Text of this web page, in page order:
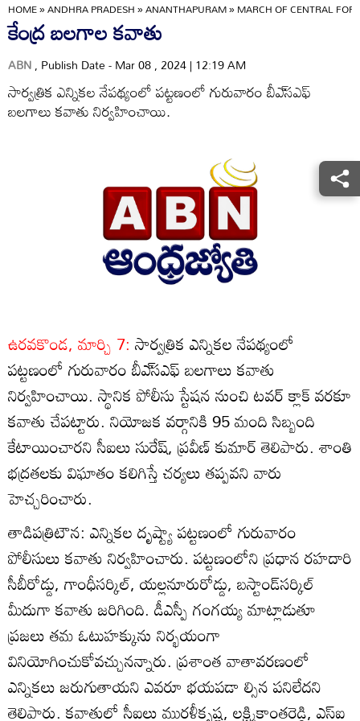
HOME»ANDHRA PRADESH»ANANTHAPURAM»MARCH OF CENTRAL
కేంద్ర బలగాల కవాతు
ABN, Publish Date - Mar 08 , 2024 | 12:19 AM
సార్వత్రిక ఎన్నికల నేపథ్యంలో పట్టణంలో గురువారం బీఎ్‌సఎఫ్‌
బలగాలు కవాతు నిర్వహించాయి.
ఉరవకొండ, మార్చి 7: సార్వత్రిక ఎన్నికల నేపథ్యంలో
పట్టణంలో గురువారం బీఎ్‌సఎఫ్‌ బలగాలు కవాతు
నిర్వహించాయి. స్థానిక పోలీసు స్టేషన నుంచి టవర్‌ క్లాక్‌ వరకూ
కవాతు చేపట్టారు. నియోజక వర్గానికి 95 మంది సిబ్బంది
కేటాయించారని సీఐలు సురేష్‌, ప్రవీణ్‌ కుమార్‌ తెలిపారు. శాంతి
భద్రతలకు విఘాతం కలిగిస్తే చర్యలు తప్పవని వారు
హెచ్చరించారు.
తాడిపత్రిటౌన: ఎన్నికల దృష్ట్యా పట్టణంలో గురువారం
పోలీసులు కవాతు నిర్వహించారు. పట్టణంలోని ప్రధాన రహదారి
సీబీరోడ్డు, గాంధీసర్కిల్‌, యల్లనూరురోడ్డు, బస్టాండ్‌సర్కిల్‌
మీదుగా కవాతు జరిగింది. డీఎస్పీ గంగయ్య మాట్లాడుతూ
ప్రజలు తమ ఓటుహక్కును నిర్భయంగా
వినియోగించుకోవచ్చునన్నారు. ప్రశాంత వాతావరణంలో
ఎన్నికలు జరుగుతాయని ఎవరూ భయపడా ల్సిన పనిలేదని
తెలిపారు. కవాతులో సీఐలు మురళీకృష్ణ, లక్ష్మికాంతరెడ్డి, ఎస్‌ఐ